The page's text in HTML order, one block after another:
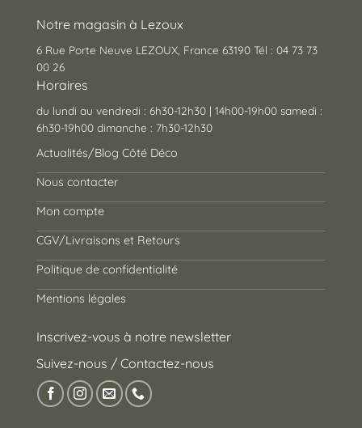
Notre magasin à Lezoux
6 Rue Porte Neuve LEZOUX, France 63190 Tél : 04 73 73
00 26
Horaires
du lundi au vendredi : 6h30-12h30 | 14h00-19h00 samedi :
6h30-19h00 dimanche : 7h30-12h30
Actualités/Blog Côté Déco
Nous contacter
Mon compte
CGV/Livraisons et Retours
Politique de confidentialité
Mentions légales
Inscrivez-vous à notre newsletter
Suivez-nous / Contactez-nous